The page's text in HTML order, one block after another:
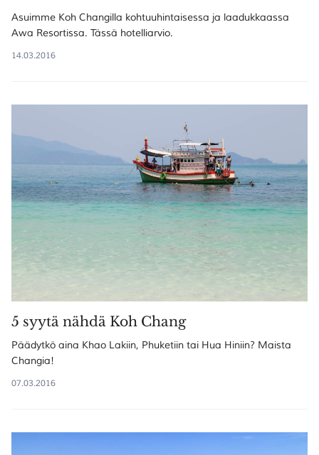
Asuimme Koh Changilla kohtuuhintaisessa ja laadukkaassa
Awa Resortissa. Tässä hotelliarvio.
14.03.2016
5 syytä nähdä Koh Chang
Päädytkö aina Khao Lakiin, Phuketiin tai Hua Hiniin? Maista
Changia!
07.03.2016